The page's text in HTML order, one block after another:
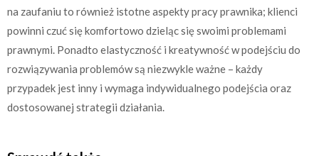
na zaufaniu to również istotne aspekty pracy prawnika; klienci
powinni czuć się komfortowo dzieląc się swoimi problemami
prawnymi. Ponadto elastyczność i kreatywność w podejściu do
rozwiązywania problemów są niezwykle ważne – każdy
przypadek jest inny i wymaga indywidualnego podejścia oraz
dostosowanej strategii działania.